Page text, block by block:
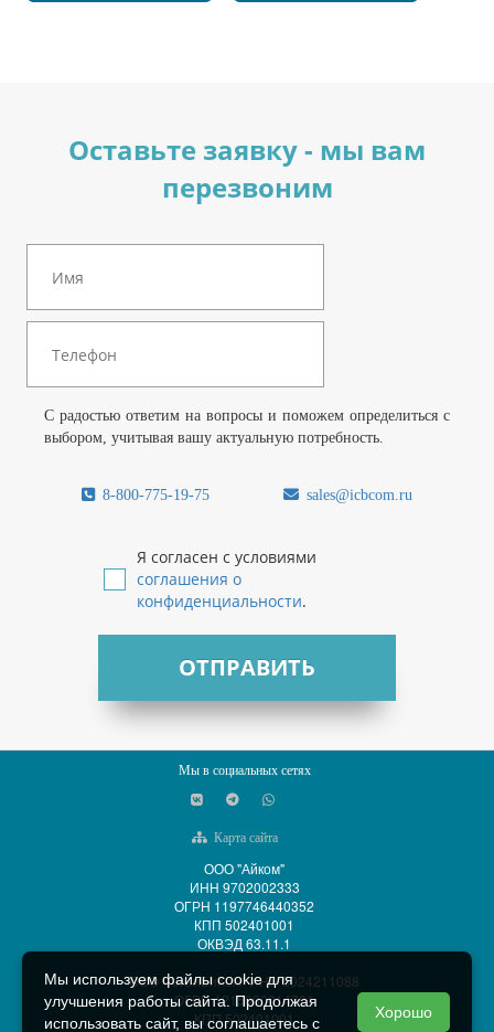
Оставьте заявку - мы вам
перезвоним
С радостью ответим на вопросы и поможем определиться с
выбором, учитывая вашу актуальную потребность.
8-800-775-19-75 sales@icbcom.ru
Я согласен с условиями
соглашения о
конфиденциальности.
ОТПРАВИТЬ
Мы в социальных сетях
Карта сайта
ООО "Айком"
ИНН 9702002333
ОГРН 1197746440352
КПП 502401001
ОКВЭД 63.11.1
ООО "АйСиБиКом" ИНН 5024211088
ОГРН 1215000014701
КПП 502401001
Мы используем файлы cookie для
улучшения работы сайта. Продолжая
использовать сайт, вы соглашаетесь с
Хорошо